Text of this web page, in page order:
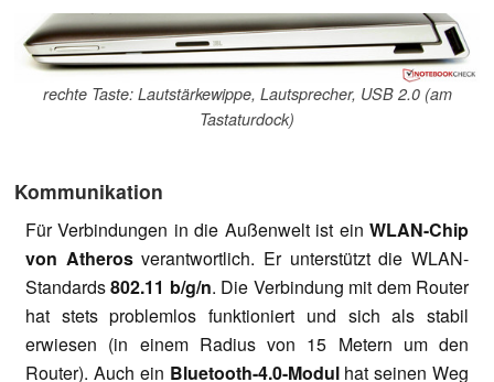
rechte Taste: Lautstärkewippe, Lautsprecher, USB 2.0 (am
Tastaturdock)
Kommunikation
Für Verbindungen in die Außenwelt ist ein WLAN-Chip
von Atherosverantwortlich. Er unterstützt die WLAN-
Standards802.11 b/g/n. Die Verbindung mit dem Router
hat stets problemlos funktioniert und sich als stabil
erwiesen (in einem Radius von 15 Metern um den
Router). Auch ein Bluetooth-4.0-Modulhat seinen Weg